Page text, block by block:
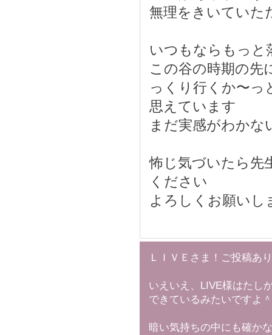
無理をきいていた
いつもならもっと
この谷の時期の先
っくり行くか〜っ
思えています
まだ実感がわかな
怖じ気づいたら先
ください
よろしくお願いし
ＬＩＶＥさま！ご投稿あ
いえいえ、LIVE様はたし
できているみたいですよ
暗い気持ちの中にも確か